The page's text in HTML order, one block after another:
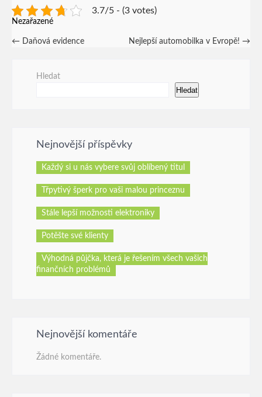
3.7/5 - (3 votes)
Nezařazené
Post
← Daňová evidence Nejlepší automobilka v Evropě! →
Hledat
Hledat
Nejnovější příspěvky
Každý si u nás vybere svůj oblíbený titul
Třpytivý šperk pro vaši malou princeznu
Stále lepší možnosti elektroniky
Potěšte své klienty
Výhodná půjčka, která je řešením všech vašich
finančních problémů
Nejnovější komentáře
Žádné komentáře.